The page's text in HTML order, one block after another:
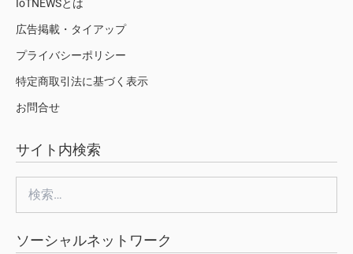
IoTNEWSとは
広告掲載・タイアップ
プライバシーポリシー
特定商取引法に基づく表示
お問合せ
サイト内検索
索:
ソーシャルネットワーク